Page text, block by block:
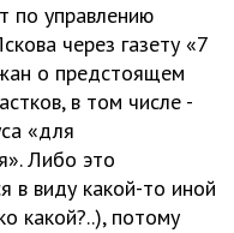
по управлению
через газету «7
о предстоящем
в том числе -
«для
Либо это
в виду какой-то иной
какой?..), потому